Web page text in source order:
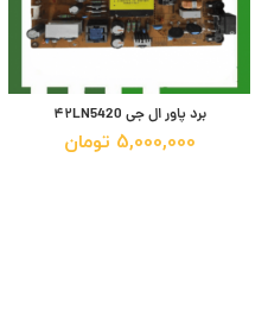
برد پاور ال جی ۴۲LN5420
5,000,000 تومان